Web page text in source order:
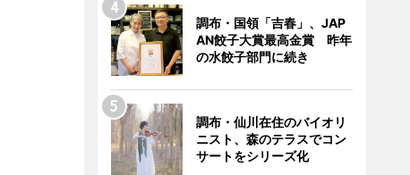
調布・国領「吉春」、JAP
AN餃子大賞最高金賞 昨年
の水餃子部門に続き
調布・仙川在住のバイオリ
ニスト、森のテラスでコン
サートをシリーズ化